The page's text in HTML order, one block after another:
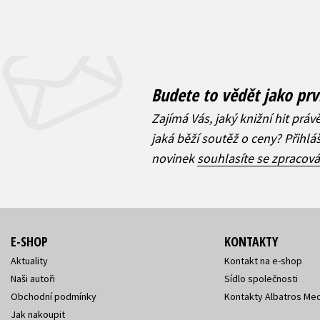
Budete to vědět jako
Zajímá Vás, jaký knižní hit
jaká běží soutěž o ceny?
novineksouhlasíte se
E-SHOP
Aktuality
Naši autoři
Obchodní podmínky
Jak nakoupit
KONTAKTY
Kontakt na e-shop
Sídlo společnosti
Kontakty Albatros